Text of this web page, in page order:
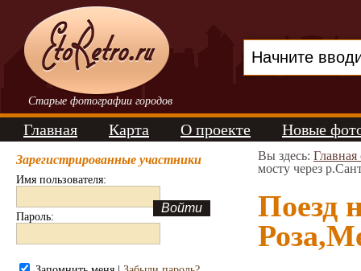
Старые фотографии городов
Главная Карта О проекте Новые
Зарегистрированные участники
Имя пользователя:
Пароль:
Вы здесь: Главная
мосту через
Поезд